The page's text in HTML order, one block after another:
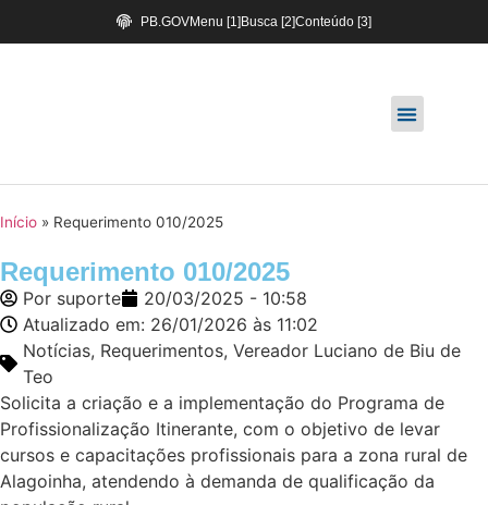
PB.GOVMenu [1] Busca [2]Conteúdo [3]
Início » Requerimento 010/2025
Requerimento 010/2025
Por suporte
20/03/2025 - 10:58
Atualizado em: 26/01/2026 às 11:02
Notícias, Requerimentos, Vereador Luciano de Biu de
Teo
Solicita a criação e a implementação do Programa de
Profissionalização Itinerante, com o objetivo de levar
cursos e capacitações profissionais para a zona rural de
Alagoinha, atendendo à demanda de qualificação da